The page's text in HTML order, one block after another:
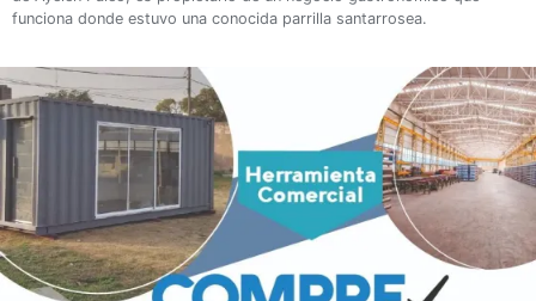
funciona donde estuvo una conocida parrilla santarrosea.